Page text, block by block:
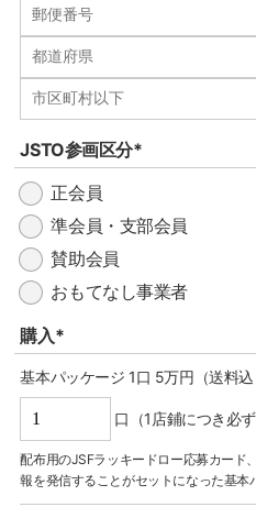
JSTO参画区分*
正会員
準会員・支部会員
賛助会員
おもてなし事業者
購入*
基本パッケージ 1口 5万円（送料込
口（1店鋪につき必
配布用のJSFラッキードロー応募カード
報を発信することがセットになった基本